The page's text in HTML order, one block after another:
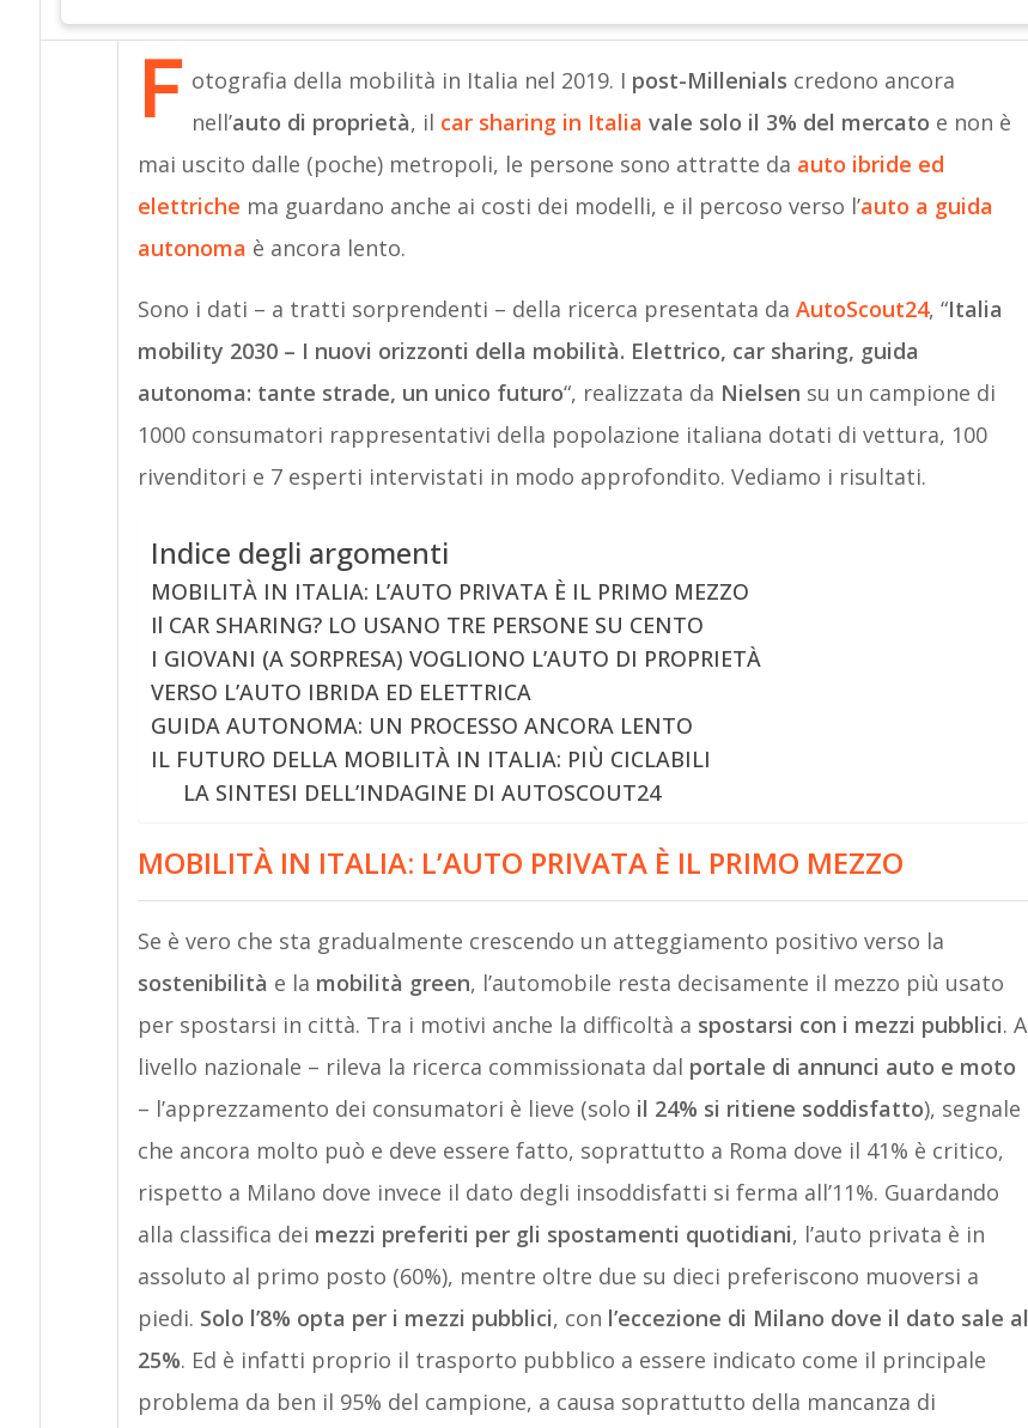
F otografia della mobilità in Italia nel 2019. I post-Millenials credono ancora
nell’auto di proprietà, il car sharing in Italia vale solo il 3% del mercato e non è
mai uscito dalle (poche) metropoli, le persone sono attratte da auto ibride ed
elettriche ma guardano anche ai costi dei modelli, e il percoso verso l’auto a guida
autonoma è ancora lento.
Sono i dati – a tratti sorprendenti – della ricerca presentata da AutoScout24, “Italia
mobility 2030 – I nuovi orizzonti della mobilità. Elettrico, car sharing, guida
autonoma: tante strade, un unico futuro“, realizzata da Nielsen su un campione di
1000 consumatori rappresentativi della popolazione italiana dotati di vettura, 100
rivenditori e 7 esperti intervistati in modo approfondito. Vediamo i risultati.
Indice degli argomenti
MOBILITÀ IN ITALIA: L’AUTO PRIVATA È IL PRIMO MEZZO
Il CAR SHARING? LO USANO TRE PERSONE SU CENTO
I GIOVANI (A SORPRESA) VOGLIONO L’AUTO DI PROPRIETÀ
VERSO L’AUTO IBRIDA ED ELETTRICA
GUIDA AUTONOMA: UN PROCESSO ANCORA LENTO
IL FUTURO DELLA MOBILITÀ IN ITALIA: PIÙ CICLABILI
LA SINTESI DELL’INDAGINE DI AUTOSCOUT24
MOBILITÀ IN ITALIA: L’AUTO PRIVATA È IL PRIMO MEZZO
Se è vero che sta gradualmente crescendo un atteggiamento positivo verso la
sostenibilità e la mobilità green, l’automobile resta decisamente il mezzo più usato
per spostarsi in città. Tra i motivi anche la difficoltà a spostarsi con i mezzi pubblici. A
livello nazionale – rileva la ricerca commissionata dal portale di annunci auto e moto
– l’apprezzamento dei consumatori è lieve (solo il 24% si ritiene soddisfatto), segnale
che ancora molto può e deve essere fatto, soprattutto a Roma dove il 41% è critico,
rispetto a Milano dove invece il dato degli insoddisfatti si ferma all’11%. Guardando
alla classifica dei mezzi preferiti per gli spostamenti quotidiani, l’auto privata è in
assoluto al primo posto (60%), mentre oltre due su dieci preferiscono muoversi a
piedi. Solo l’8% opta per i mezzi pubblici, con l’eccezione di Milano dove il dato sale al
25%. Ed è infatti proprio il trasporto pubblico a essere indicato come il principale
problema da ben il 95% del campione, a causa soprattutto della mancanza di